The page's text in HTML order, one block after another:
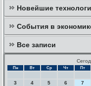
Новейшие
События в
Все записи
Пн Вт Ср Чт Пт
3
4 5 6 7